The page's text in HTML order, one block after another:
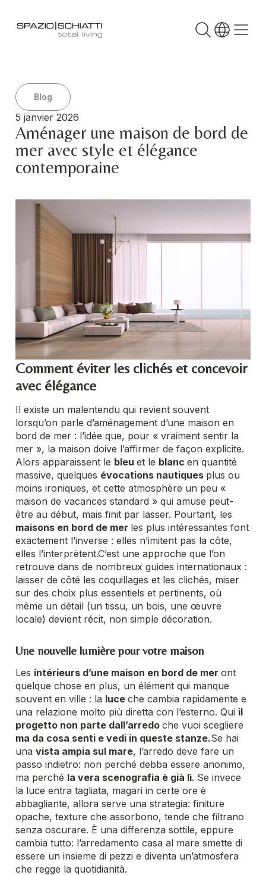
Blog
5 janvier 2026
Aménager une maison de bord de
mer avec style et élégance
contemporaine
Comment éviter les clichés et concevoir
avec élégance
Il existe un malentendu qui revient souvent
lorsqu’on parle d’aménagement d’une maison en
bord de mer : l’idée que, pour « vraiment sentir la
mer », la maison doive l’affirmer de façon explicite.
Alors apparaissent le bleu et le blanc en quantité
massive, quelques évocations nautiques plus ou
moins ironiques, et cette atmosphère un peu «
maison de vacances standard » qui amuse peut-
être au début, mais finit par lasser. Pourtant, les
maisons en bord de mer les plus intéressantes font
exactement l’inverse : elles n’imitent pas la côte,
elles l’interprètent.C’est une approche que l’on
retrouve dans de nombreux guides internationaux :
laisser de côté les coquillages et les clichés, miser
sur des choix plus essentiels et pertinents, où
même un détail (un tissu, un bois, une œuvre
locale) devient récit, non simple décoration.
Une nouvelle lumière pour votre maison
Les intérieurs d’une maison en bord de mer ont
quelque chose en plus, un élément qui manque
souvent en ville : la luce che cambia rapidamente e
una relazione molto più diretta con l’esterno. Qui il
progetto non parte dall’arredo che vuoi scegliere
ma da cosa senti e vedi in queste stanze.Se hai
una vista ampia sul mare, l’arredo deve fare un
passo indietro: non perché debba essere anonimo,
ma perché la vera scenografia è già lì. Se invece
la luce entra tagliata, magari in certe ore è
abbagliante, allora serve una strategia: finiture
opache, texture che assorbono, tende che filtrano
senza oscurare. È una differenza sottile, eppure
cambia tutto: l’arredamento casa al mare smette di
essere un insieme di pezzi e diventa un’atmosfera
che regge la quotidianità.